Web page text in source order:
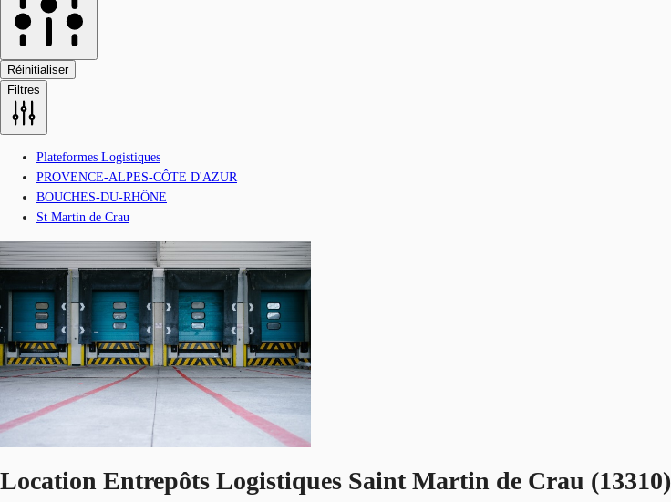
Réinitialiser
Filtres
Plateformes Logistiques
PROVENCE-ALPES-CÔTE D'AZUR
BOUCHES-DU-RHÔNE
St Martin de Crau
Location Entrepôts Logistiques Saint Martin de Crau (13310)